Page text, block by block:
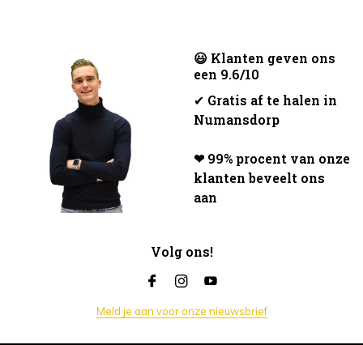
😃 Klanten geven ons
een 9.6/10
✔ Gratis af te halen in
Numansdorp
❤ 99% procent van onze
klanten beveelt ons
aan
Volg ons!
Meld je aan voor onze nieuwsbrief